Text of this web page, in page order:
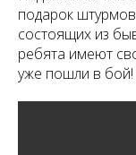
подарок
состоящих из
ребята имеют
уже пошли в бой!